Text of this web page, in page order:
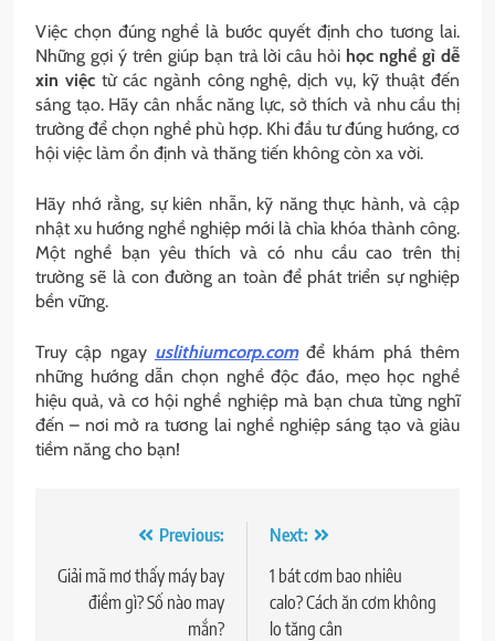
Việc chọn đúng nghề là bước quyết định cho tương lai.
Những gợi ý trên giúp bạn trả lời câu hỏi học nghề gì dễ
xin việctừ các ngành công nghệ, dịch vụ, kỹ thuật đến
sáng tạo. Hãy cân nhắc năng lực, sở thích và nhu cầu thị
trường để chọn nghề phù hợp. Khi đầu tư đúng hướng, cơ
hội việc làm ổn định và thăng tiến không còn xa vời.
Hãy nhớ rằng, sự kiên nhẫn, kỹ năng thực hành, và cập
nhật xu hướng nghề nghiệp mới là chìa khóa thành công.
Một nghề bạn yêu thích và có nhu cầu cao trên thị
trường sẽ là con đường an toàn để phát triển sự nghiệp
bền vững.
Truy cập ngay uslithiumcorp.comđể khám phá thêm
những hướng dẫn chọn nghề độc đáo, mẹo học nghề
hiệu quả, và cơ hội nghề nghiệp mà bạn chưa từng nghĩ
đến – nơi mở ra tương lai nghề nghiệp sáng tạo và giàu
tiềm năng cho bạn!
hướng
bài
Previous:
Giải mã mơ thấy máy bay
điềm gì? Số nào may
mắn?
Next:
1 bát cơm bao nhiêu
calo? Cách ăn cơm không
lo tăng cân